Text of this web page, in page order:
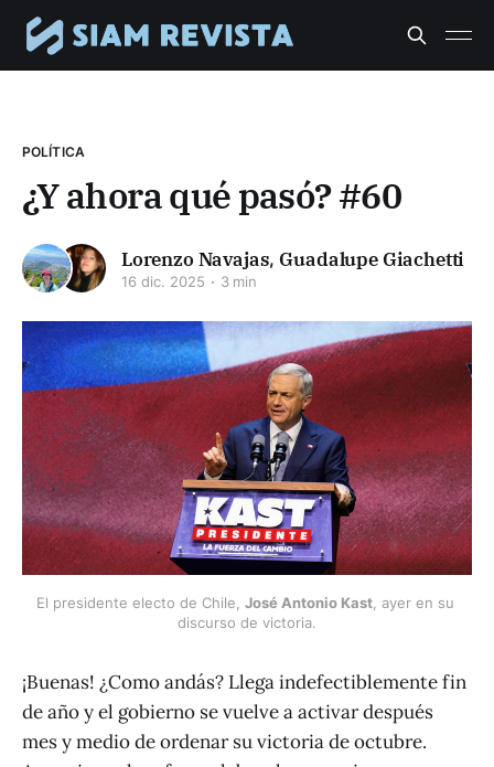
POLÍTICA
¿Y ahora qué pasó? #60
Lorenzo Navajas,Guadalupe Giachetti
16 dic. 2025 3 min
El presidente electo de Chile, José Antonio Kast, ayer en su
discurso de victoria.
¡Buenas! ¿Como andás? Llega indefectiblemente fin
de año y el gobierno se vuelve a activar después
mes y medio de ordenar su victoria de octubre.